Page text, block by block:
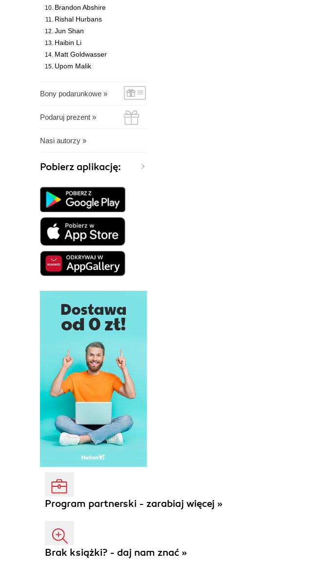
Brandon Abshire
Rishal Hurbans
Jun Shan
Haibin Li
Matt Goldwasser
Upom Malik
Bony podarunkowe »
Podaruj prezent »
Nasi autorzy »
Pobierz aplikację:
Program partnerski - zarabiaj więcej »
Brak książki? - daj nam znać »